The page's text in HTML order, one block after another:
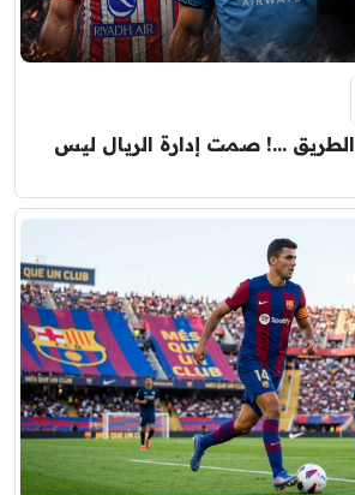
…! صمت إدارة الريال ليس